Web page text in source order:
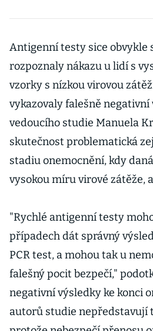
Antigenní testy sice obvykle
rozpoznaly nákazu u lidí s
vzorky s nízkou virovou
vykazovaly falešně negativní
vedoucího studie Manuela
skutečnost problematická
stadiu onemocnění, kdy
vysokou míru virové zátěže,
"Rychlé antigenní testy
případech dát správný
PCR test, a mohou tak u
falešný pocit bezpečí,"
negativní výsledky ke konci
autorů studie nepředstavují